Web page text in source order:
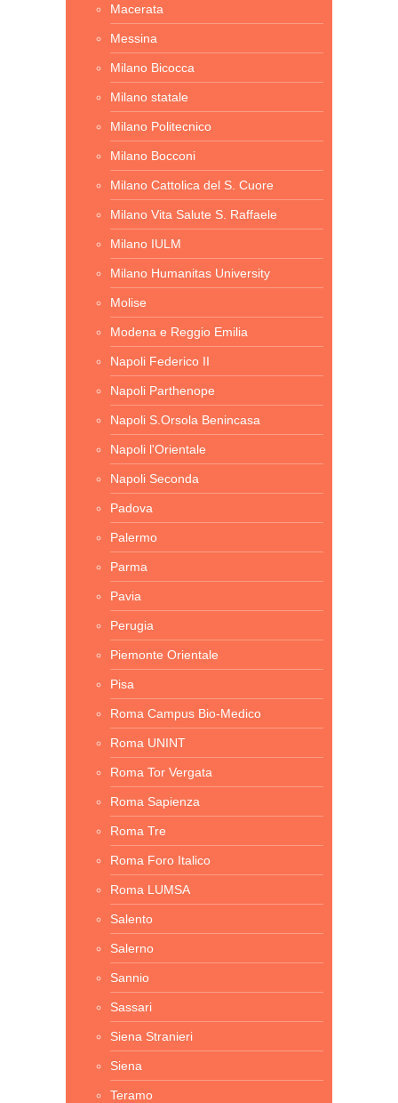
Macerata
Messina
Milano Bicocca
Milano statale
Milano Politecnico
Milano Bocconi
Milano Cattolica del S. Cuore
Milano Vita Salute S. Raffaele
Milano IULM
Milano Humanitas University
Molise
Modena e Reggio Emilia
Napoli Federico II
Napoli Parthenope
Napoli S.Orsola Benincasa
Napoli l'Orientale
Napoli Seconda
Padova
Palermo
Parma
Pavia
Perugia
Piemonte Orientale
Pisa
Roma Campus Bio-Medico
Roma UNINT
Roma Tor Vergata
Roma Sapienza
Roma Tre
Roma Foro Italico
Roma LUMSA
Salento
Salerno
Sannio
Sassari
Siena Stranieri
Siena
Teramo